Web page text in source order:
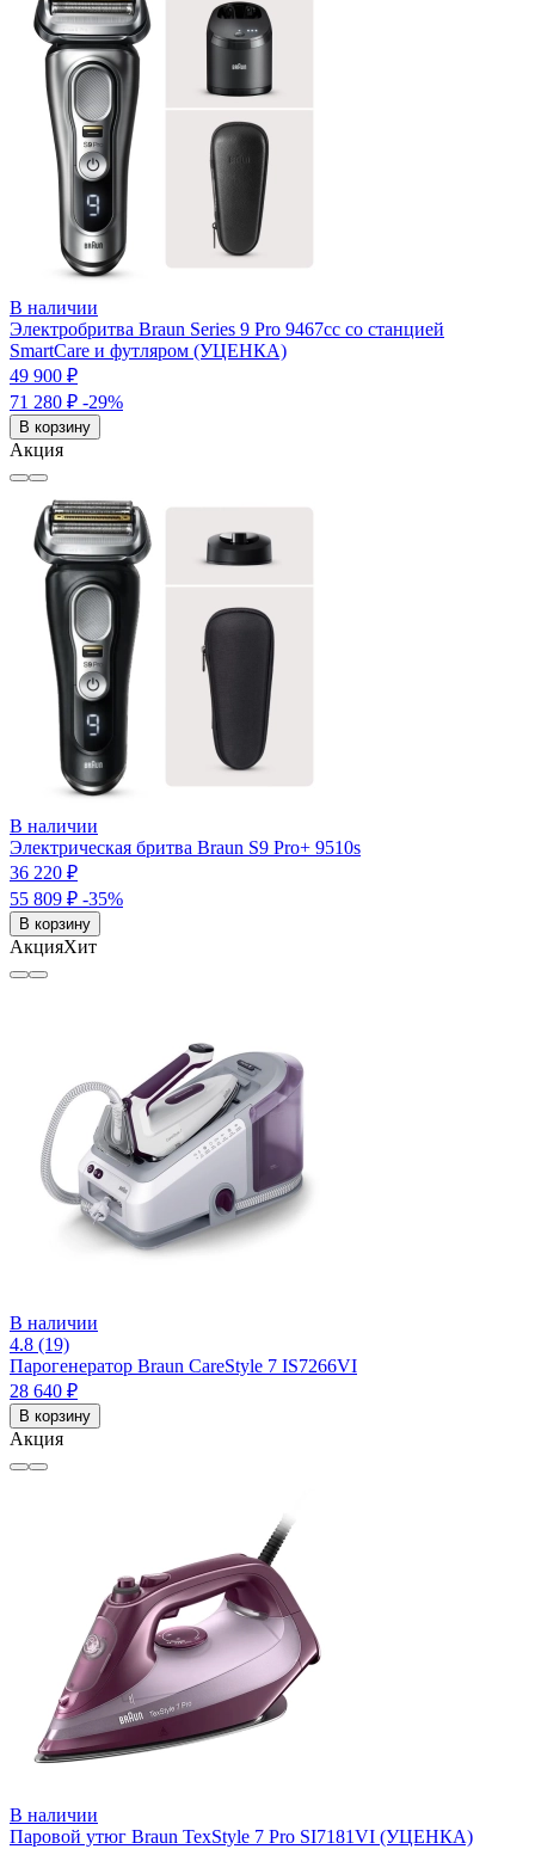
В наличии
Электробритва Braun Series 9 Pro 9467cc со станцией
SmartCare и футляром (УЦЕНКА)
49 900 ₽
71 280 ₽ -29%
В корзину
Акция
В наличии
Электрическая бритва Braun S9 Pro+ 9510s
36 220 ₽
55 809 ₽ -35%
В корзину
АкцияХит
В наличии
4.8 (19)
Парогенератор Braun CareStyle 7 IS7266VI
28 640 ₽
В корзину
Акция
В наличии
Паровой утюг Braun TexStyle 7 Pro SI7181VI (УЦЕНКА)